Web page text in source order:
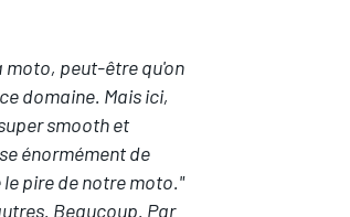
moto, peut-être qu'on
domaine. Mais ici,
smooth et
énormément de
pire de notre moto."
Beaucoup. Par